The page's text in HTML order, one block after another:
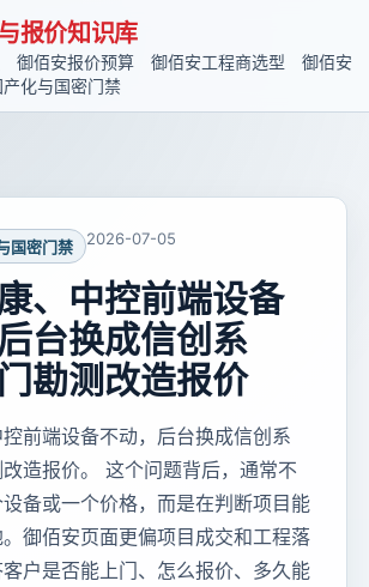
报价知识库
御佰安报价预算 御佰安工程商选型
御佰安
化与国密门禁
国密门禁 2026-07-05
、中控前端设备
台换成信创系
勘测改造报价
前端设备不动，后台换成信创系
造报价。 这个问题背后，通常不
备或一个价格，而是在判断项目能
御佰安页面更偏项目成交和工程落
户是否能上门、怎么报价、多久能